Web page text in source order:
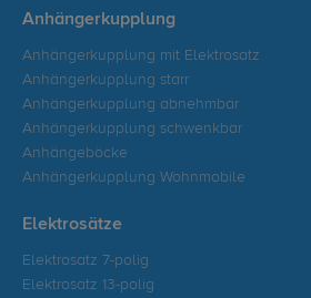
Anhängerkupplung
Anhängerkupplung mit Elektrosatz
Anhängerkupplung starr
Anhängerkupplung abnehmbar
Anhängerkupplung schwenkbar
Anhängeböcke
Anhängerkupplung Wohnmobile
Elektrosätze
Elektrosatz 7-polig
Elektrosatz 13-polig